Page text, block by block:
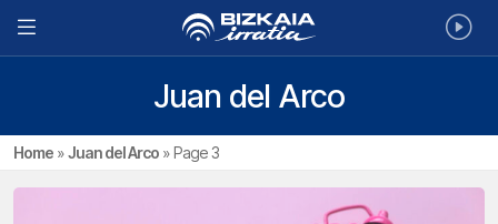
Juan del Arco
Home »Juan del Arco »Page 3